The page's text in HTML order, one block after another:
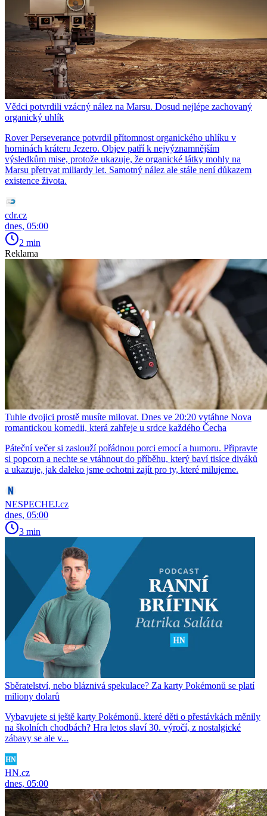
Vědci potvrdili vzácný nález na Marsu. Dosud nejlépe zachovaný
organický uhlík
Rover Perseverance potvrdil přítomnost organického uhlíku v
horninách kráteru Jezero. Objev patří k nejvýznamnějším
výsledkům mise, protože ukazuje, že organické látky mohly na
Marsu přetrvat miliardy let. Samotný nález ale stále není důkazem
existence života.
cdr.cz
dnes, 05:00
2 min
Reklama
Tuhle dvojici prostě musíte milovat. Dnes ve 20:20 vytáhne Nova
romantickou komedii, která zahřeje u srdce každého Čecha
Páteční večer si zaslouží pořádnou porci emocí a humoru. Připravte
si popcorn a nechte se vtáhnout do příběhu, který baví tisíce diváků
a ukazuje, jak daleko jsme ochotni zajít pro ty, které milujeme.
NESPECHEJ.cz
dnes, 05:00
3 min
Sběratelství, nebo bláznivá spekulace? Za karty Pokémonů se platí
miliony dolarů
Vybavujete si ještě karty Pokémonů, které děti o přestávkách měnily
na školních chodbách? Hra letos slaví 30. výročí, z nostalgické
zábavy se ale v...
HN.cz
dnes, 05:00